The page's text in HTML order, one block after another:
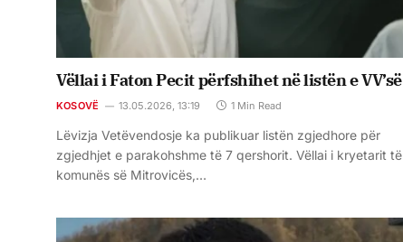
Vëllai i Faton Pecit përfshihet në listën e VV’së
KOSOVË 13.05.2026, 13:19 1 Min Read
Lëvizja Vetëvendosje ka publikuar listën zgjedhore për
zgjedhjet e parakohshme të 7 qershorit. Vëllai i kryetarit të
komunës së Mitrovicës,…